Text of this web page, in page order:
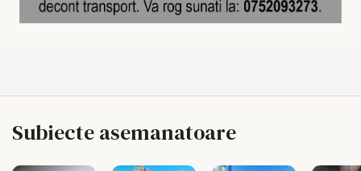
Subiecte asemanatoare